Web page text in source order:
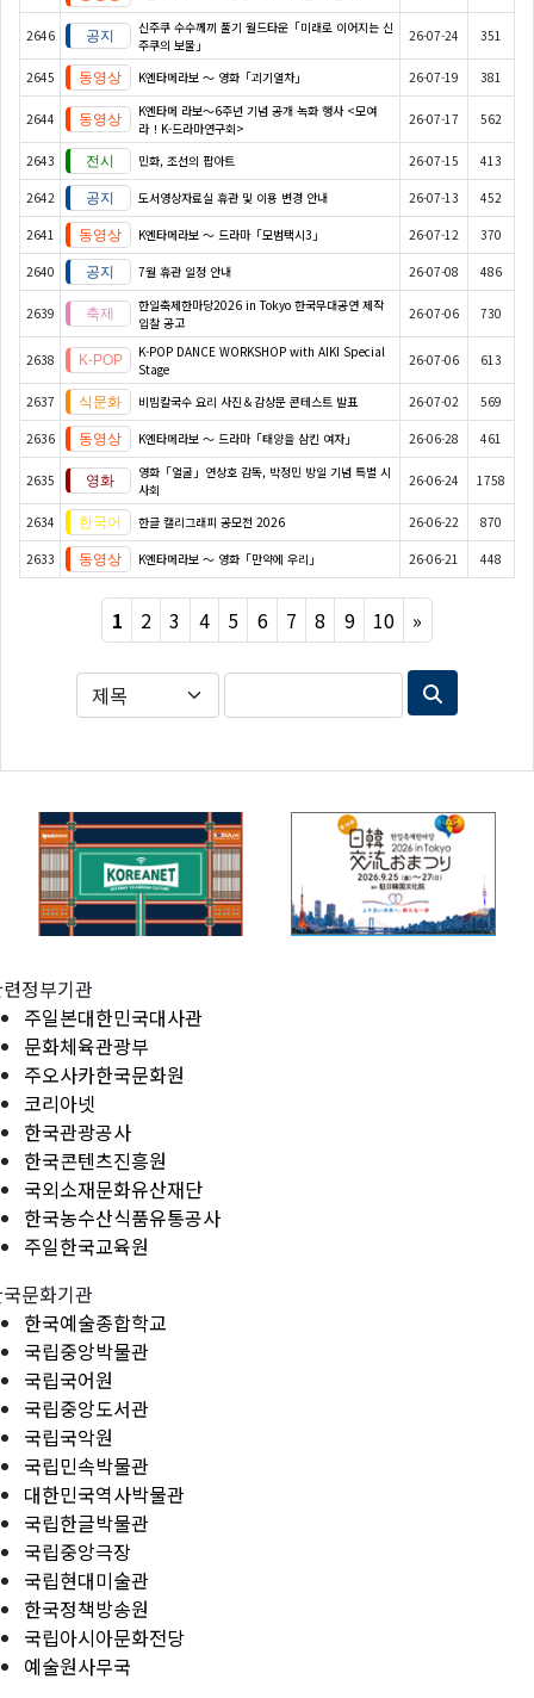
2646
신주쿠 수수께끼 풀기 월드타운「미래로 이어지는 신
주쿠의 보물」
26-07-24 351
2645 K엔타메라보 ～ 영화「괴기열차」 26-07-19 381
2644
K엔타메 라보～6주년 기념 공개 녹화 행사 <모여
라！K-드라마연구회>
26-07-17 562
2643 민화, 조선의 팝아트 26-07-15 413
2642 도서영상자료실 휴관 및 이용 변경 안내 26-07-13 452
2641 K엔타메라보 ～ 드라마「모범택시3」 26-07-12 370
2640 7월 휴관 일정 안내 26-07-08 486
2639
한일축제한마당2026 in Tokyo 한국무대공연 제작
입찰 공고
26-07-06 730
2638
K-POP DANCE WORKSHOP with AIKI Special
Stage
26-07-06 613
2637 비빔칼국수 요리 사진＆감상문 콘테스트 발표 26-07-02 569
2636 K엔타메라보 ～ 드라마「태양을 삼킨 여자」 26-06-28 461
2635
영화「얼굴」연상호 감독, 박정민 방일 기념 특별 시
사회
26-06-24 1758
2634 한글 캘리그래피 공모전 2026 26-06-22 870
2633 K엔타메라보 ～ 영화「만약에 우리」 26-06-21 448
1 2 3 4 5 6 7 8 9 10 »
정부기관
주일본대한민국대사관
문화체육관광부
주오사카한국문화원
코리아넷
한국관광공사
한국콘텐츠진흥원
국외소재문화유산재단
한국농수산식품유통공사
주일한국교육원
문화기관
한국예술종합학교
국립중앙박물관
국립국어원
국립중앙도서관
국립국악원
국립민속박물관
대한민국역사박물관
국립한글박물관
국립중앙극장
국립현대미술관
한국정책방송원
국립아시아문화전당
예술원사무국